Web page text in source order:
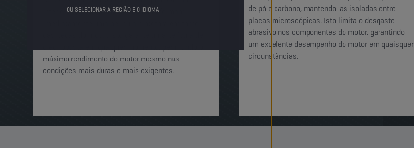
OU SELECIONAR A REGIÃO E O IDIOMA
interior dos lubrificantes Champion formam
máximo rendimento do motor mesmo nas
condições mais duras e mais exigentes.
de pó e carbono, mantendo-as isoladas entre
placas microscópicas. Isto limita o desgaste
abrasivo nos componentes do motor, garantindo
um excelente desempenho do motor em quaisquer
circunstâncias.